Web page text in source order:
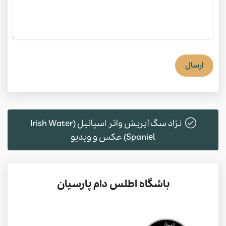
ارسال
نژاد سگ آیریش واتر اسپانیل (Irish Water
Spaniel) عکس و ویدیو
باشگاه اطلس دام پارسیان